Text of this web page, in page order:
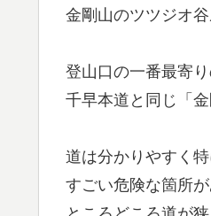
金剛山のツツジオ谷
登山口の一番最寄り
千早本道と同じ「
道は分かりやすく
すごい危険な箇所